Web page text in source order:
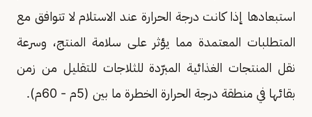
استبعادها إذا كانت درجة الحرارة عند الاستلام لا تتوافق مع
المتطلبات المعتمدة مما يؤثر على سلامة المنتج، وسرعة
نقل المنتجات الغذائية المبرّدة للثلاجات للتقليل من زمن
بقائها في منطقة درجة الحرارة الخطرة ما بين (5م - 60م).